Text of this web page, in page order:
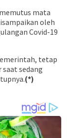
mata
oleh
Covid-19
tetap
sedang
(*)